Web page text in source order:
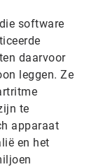
software
daarvoor
leggen. Ze
te
apparaat
en het